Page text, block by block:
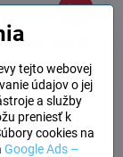
25%
Zion 32
€
košíka
tejto webovej
údajov o jej
a služby
preniesť k
cookies na
Google Ads –